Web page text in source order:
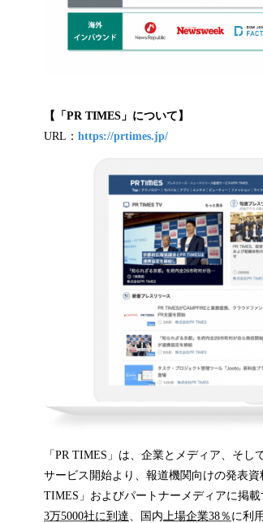
【「 PR TIMES 」について】
URL： https://prtimes.jp/
「PR TIMES」は、企業とメディア、そ
サービス開始より、報道機関向けの発表
TIMES」およびパートナーメディアに掲
3万5000社に到達、国内上場企業38％ に利